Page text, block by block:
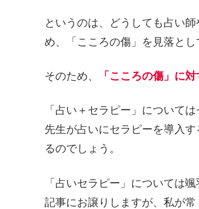
というのは、どうしても占い
め、「こころの傷」を見落とし
そのため、 「こころの傷」に
「占い＋セラピー」について
先生が占いにセラピーを導入
るのでしょう。
「占いセラピー」については
記事にお譲りしますが、私が常